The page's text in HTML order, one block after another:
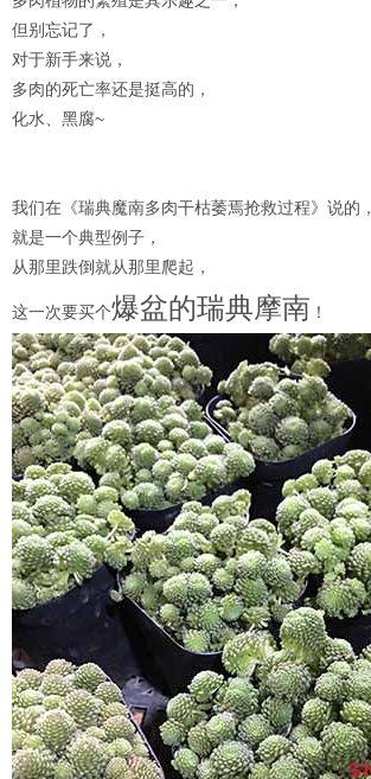
但别忘记了，
对于新手来说，
多肉的死亡率还是挺高的，
化水、黑腐~
我们在《瑞典魔南多肉干枯萎焉抢救过程》说的，
就是一个典型例子，
从那里跌倒就从那里爬起，
这一次要买个爆盆的瑞典摩南 ！